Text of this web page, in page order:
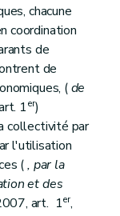
chacune
coordination
de
de
(de
1er)
collectivité par
l'utilisation
(, par la
et des
art. 1er,